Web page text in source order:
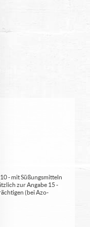
- mit Süßungsmitteln
zur Angabe 15 -
(bei Azo-